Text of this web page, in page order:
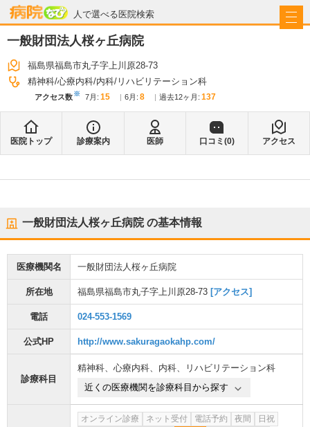
人で選べる医院検索
病院なび
一般財団法人桜ヶ丘病院
福島県福島市丸子字上川原28-73
精神科 心療内科 内科 リハビリテーション科
アクセス数※ 7月 : 15 6月 : 8 過去12ヶ月: 137
医院トップ 診療案内 医師 口コミ(0) アクセス
一般財団法人桜ヶ丘病院の基本情報
医療機関名 一般財団法人桜ヶ丘病院
所在地 福島県福島市丸子字上川原28-73 [アクセス]
電話 024-553-1569
公式HP http://www.sakuragaokahp.com/
診療科目
精神科、 心療内科、 内科、
リハビリテーション科
近くの医療機関を診療科目から探す
オンライン診療 ネット受付 電話予約 夜間
日祝